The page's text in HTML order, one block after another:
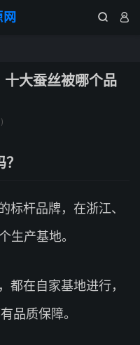
 
大蚕丝被哪个品
)
标杆品牌，在浙江、
生产基地。
都在自家基地进行，
品质保障。